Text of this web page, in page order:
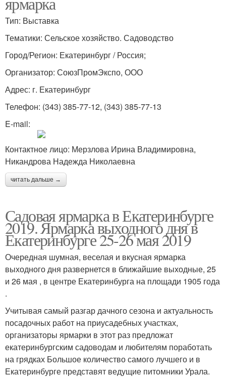
Тип: Выставка
Тематики: Сельское хозяйство. Садоводство
Город/Регион: Екатеринбург / Россия;
Организатор: СоюзПромЭкспо, ООО
Адрес: г. Екатеринбург
Телефон: (343) 385-77-12, (343) 385-77-13
E-mail:
Контактное лицо: Мерзлова Ирина Владимировна,
Никандрова Надежда Николаевна
читать дальше →
Садовая ярмарка в Екатеринбурге
2019. Ярмарка выходного дня в
Екатеринбурге 25-26 мая 2019
Очередная шумная, веселая и вкусная ярмарка
выходного дня развернется в ближайшие выходные, 25
и 26 мая , в центре Екатеринбурга на площади 1905 года
.
Учитывая самый разгар дачного сезона и актуальность
посадочных работ на приусадебных участках,
организаторы ярмарки в этот раз предложат
екатеринбургским садоводам и любителям поработать
на грядках Большое количество самого лучшего и в
Екатеринбурге представят ведущие питомники Урала.